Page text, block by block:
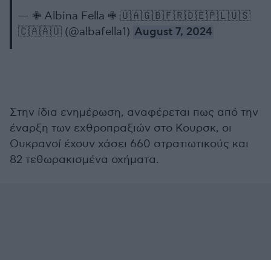
— ✙ Albina Fella ✙ 🇺🇦🇬🇧🇫🇷🇩🇪🇵🇱🇺🇸
🇨🇦🇦🇺 (@albafella1) August 7, 2024
Στην ίδια ενημέρωση, αναφέρεται πως από την
έναρξη των εχθροπραξιών στο Κουρσκ, οι
Ουκρανοί έχουν χάσει 660 στρατιωτικούς και
82 τεθωρακισμένα οχήματα.